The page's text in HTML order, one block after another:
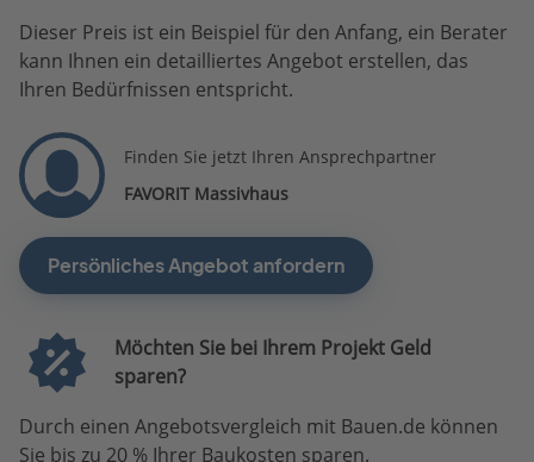
Dieser Preis ist ein Beispiel für den Anfang, ein Berater
kann Ihnen ein detailliertes Angebot erstellen, das
Ihren Bedürfnissen entspricht.
Finden Sie jetzt Ihren Ansprechpartner
FAVORIT Massivhaus
Persönliches Angebot anfordern
Möchten Sie bei Ihrem Projekt Geld
sparen?
Durch einen Angebotsvergleich mit Bauen.de können
Sie bis zu 20 % Ihrer Baukosten sparen.